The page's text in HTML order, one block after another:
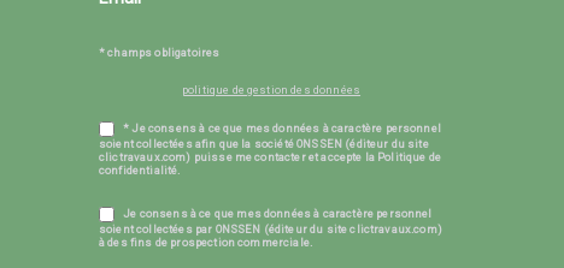
* champs obligatoires
politique de gestion des données
* Je consens à ce que mes données à caractère personnel
soient collectées afin que la société ONSSEN (éditeur du site
clictravaux.com) puisse me contacter et accepte la Politique de
confidentialité.
Je consens à ce que mes données à caractère personnel
soient collectées par ONSSEN (éditeur du site clictravaux.com)
à des fins de prospection commerciale.